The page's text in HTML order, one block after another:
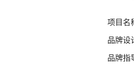
项目名
品牌设
品牌指